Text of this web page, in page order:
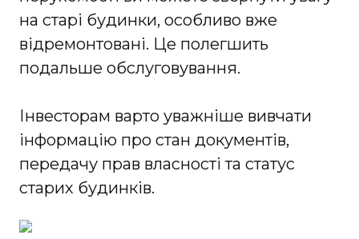
на старі будинки, особливо вже
відремонтовані. Це полегшить
подальше обслуговування.
Інвесторам варто уважніше вивчати
інформацію про стан документів,
передачу прав власності та статус
старих будинків.